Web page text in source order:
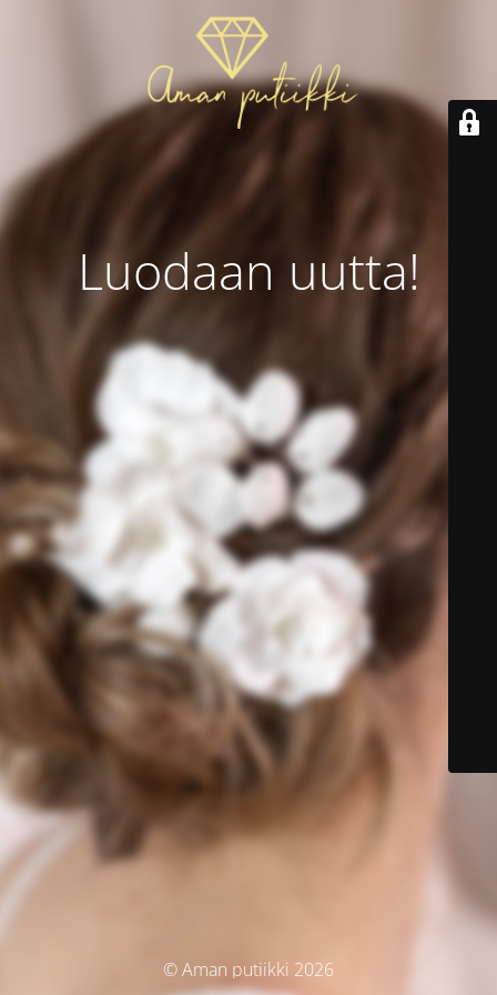
Luodaan uutta!
© Aman putiikki 2026